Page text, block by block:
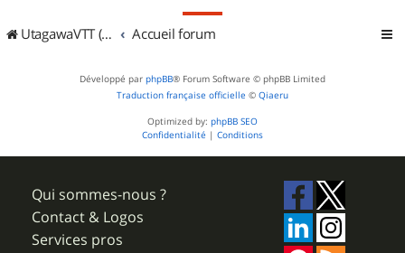
UtagawaVTT (Randos VTT et VTTAE avec traces GPS) Accueil forum
Développé par phpBB® Forum Software © phpBB Limited
Traduction française officielle © Qiaeru
Optimized by: phpBB SEO
Confidentialité | Conditions
Qui sommes-nous ?
Contact & Logos
Services pros